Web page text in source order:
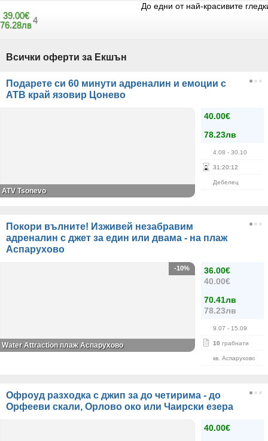
До едни от най-красивите
39.00€
76.28лв4
Всички оферти за Екшън
Подарете си 60 минути адреналин и емоции с
АТВ край язовир Цонево
40.00€
78.23лв
4.08 - 30.10
31 :20:12
Дебелец
ATV Tsonevo
Покори вълните! Изживей незабравим
адреналин с джет за един или двама - на плаж
Аспарухово
36.00€
40.00€
70.41лв
78.23лв
9.07 - 15.09
10 грабнати
кв. Аспарухово
-10%
Water Attraction плаж Аспарухово
Офроуд разходка с джип за до четирима - до
Орфееви скали, Орлово око или Чаирски езера
40.00€